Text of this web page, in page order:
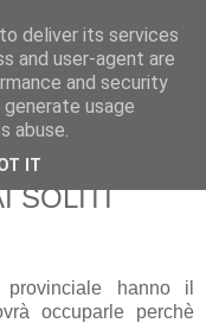
SOLITI
hanno il
occuparle perchè
deliver its services
and user-agent are
and security
usage
abuse.
IT